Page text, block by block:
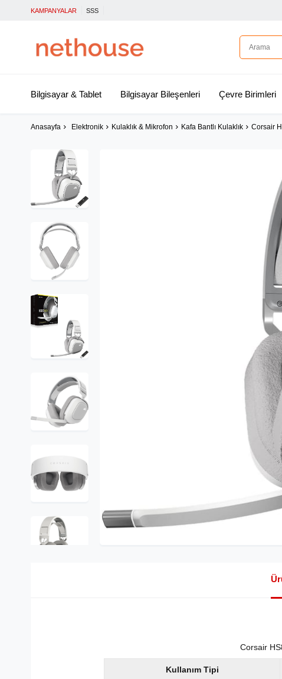
KAMPANYALAR SSS
Bilgisayar & Tablet Bilgisayar Bileşenleri Çevre Birimleri
Anasayfa Elektronik Kulaklık & Mikrofon Kafa Bantlı Kulaklık Corsair
Corsair
Kullanım Tipi